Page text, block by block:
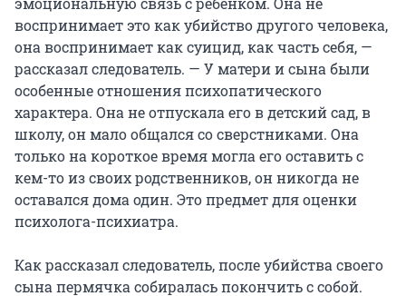
воспринимает это как убийство другого человека,
она воспринимает как суицид, как часть себя, —
рассказал следователь. — У матери и сына были
особенные отношения психопатического
характера. Она не отпускала его в детский сад, в
школу, он мало общался со сверстниками. Она
только на короткое время могла его оставить с
кем-то из своих родственников, он никогда не
оставался дома один. Это предмет для оценки
психолога-психиатра.
Как рассказал следователь, после убийства своего
сына пермячка собиралась покончить с собой.